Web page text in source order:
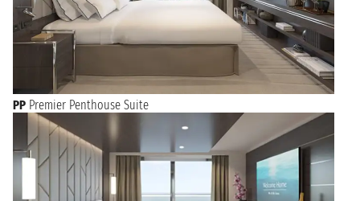
PP Premier Penthouse Suite